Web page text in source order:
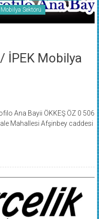
Mobilya Sektörü
İPEK Mobilya
Ana Bayii ÖKKEŞ ÖZ 0 506
Mahallesi Afşinbey caddesi